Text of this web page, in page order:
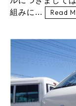
組みに...
Read